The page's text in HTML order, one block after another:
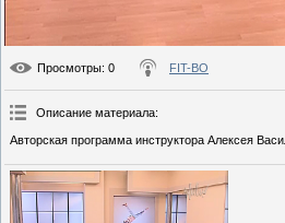
Просмотры: 0 FIT-BO
Описание материала:
Авторская программа инструктора Алексея